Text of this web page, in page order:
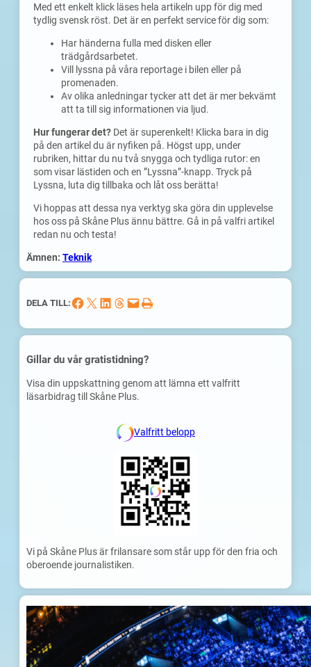
Med ett enkelt klick läses hela artikeln upp för dig med
tydlig svensk röst. Det är en perfekt service för dig som:
Har händerna fulla med disken eller
trädgårdsarbetet.
Vill lyssna på våra reportage i bilen eller på
promenaden.
Av olika anledningar tycker att det är mer bekvämt
att ta till sig informationen via ljud.
Hur fungerar det? Det är superenkelt! Klicka bara in dig
på den artikel du är nyfiken på. Högst upp, under
rubriken, hittar du nu två snygga och tydliga rutor: en
som visar lästiden och en ”Lyssna”-knapp. Tryck på
Lyssna, luta dig tillbaka och låt oss berätta!
Vi hoppas att dessa nya verktyg ska göra din upplevelse
hos oss på Skåne Plus ännu bättre. Gå in på valfri artikel
redan nu och testa!
Ämnen: Teknik
DELA TILL:Dela på Facebook Dela på X Dela på LinkedIn Dela på Threads Skicka denna sida med e-post Skriv ut denna sida
Gillar du vår gratistidning?
Visa din uppskattning genom att lämna ett valfritt
läsarbidrag till Skåne Plus.
Valfritt belopp
Vi på Skåne Plus är frilansare som står upp för den fria och
oberoende journalistiken.